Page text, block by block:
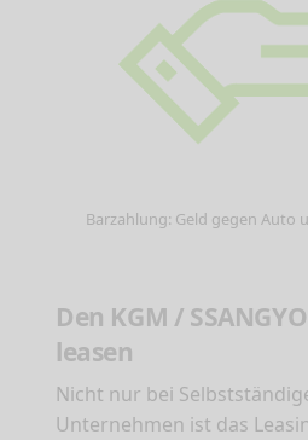
Barzahlung: Geld gegen Auto
Den KGM /
leasen
Nicht nur bei
Unternehmen ist das